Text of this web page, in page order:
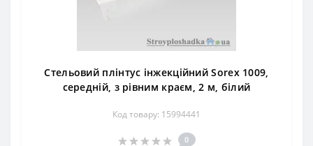
Стельовий плінтус інжекційний Sorex 1009,
середній, з рівним краєм, 2 м, білий
Код товару: 15994441
0